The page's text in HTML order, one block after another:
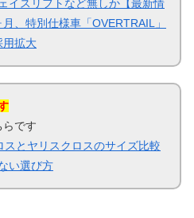
イスリフトなど無しか【最新情
、特別仕様車「OVERTRAIL」
用拡大
らです
スとヤリスクロスのサイズ比較
い選び方